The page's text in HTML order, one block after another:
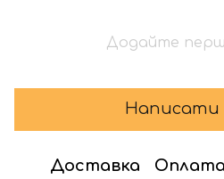
Додайте
Написати
Доставка Оплата